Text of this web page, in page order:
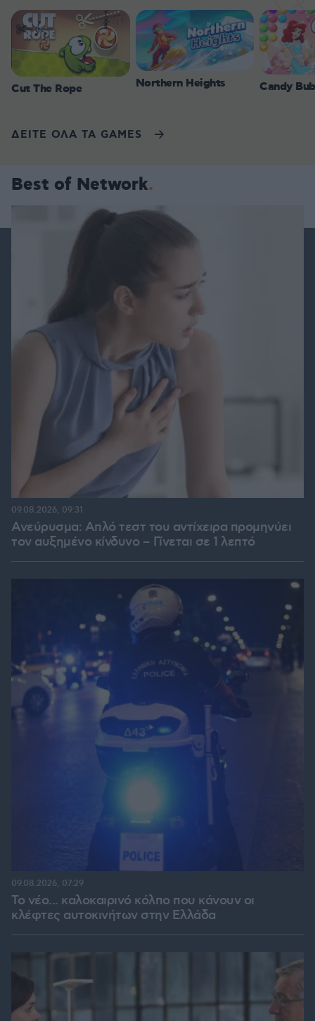
Cut The Rope Northern Heights Candy
ΔΕΙΤΕ ΟΛΑ ΤΑ GAMES
Best of Network
Ανεύρυσμα: Απλό τεστ του αντίχειρα προμηνύει
τον αυξημένο κίνδυνο – Γίνεται σε 1 λεπτό
09.08.2026, 09:31
Το νέο... καλοκαιρινό κόλπο που κάνουν οι
κλέφτες αυτοκινήτων στην Ελλάδα
09.08.2026, 07:29